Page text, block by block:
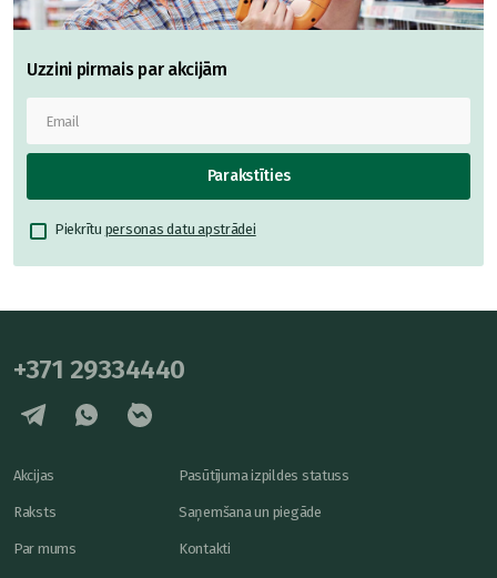
Uzzini pirmais par akcijām
Parakstīties
Piekrītu personas datu apstrādei
+371 29334440
Akcijas
Raksts
Par mums
Pasūtījuma izpildes statuss
Saņemšana un piegāde
Kontakti